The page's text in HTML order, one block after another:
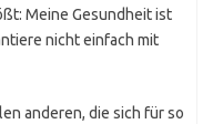
Meine Gesundheit ist
nicht einfach mit
anderen, die sich für so